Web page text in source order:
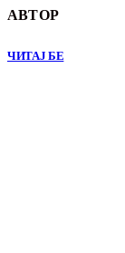
АВТОР
ЧИТАЈ БЕ